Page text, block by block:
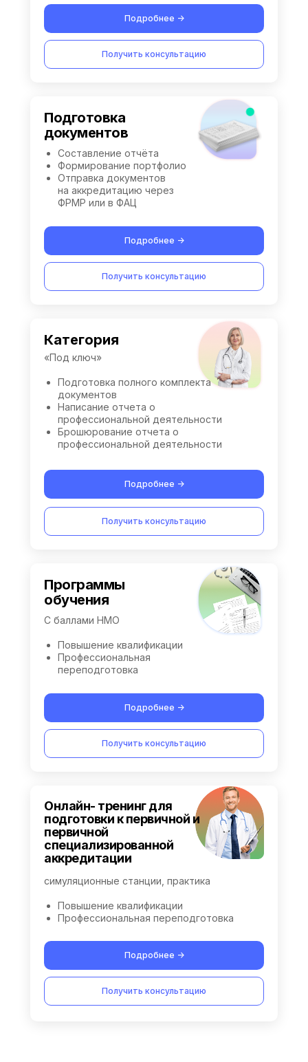
Категория
Подробнее ->
Получить консультацию
«Под ключ»
Подготовка полного комплекта
документов
Написание отчета о
профессиональной деятельности
Брошюрование отчета о
профессиональной деятельности
Подготовка
документов
Подробнее ->
Получить консультацию
Составление отчёта
Формирование портфолио
Отправка документов
на аккредитацию через
ФРМР или в ФАЦ
Подробнее ->
Онлайн- тренинг для
подготовки к первичной и
первичной
специализированной
аккредитации
Получить консультацию
симуляционные станции, практика
Повышение квалификации
Профессиональная переподготовка
Программы
обучения
Подробнее ->
Получить консультацию
С баллами НМО
Повышение квалификации
Профессиональная
переподготовка
Подробнее ->
Получить консультацию